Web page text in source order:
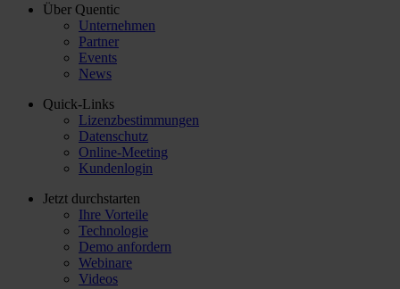
Über Quentic
Unternehmen
Partner
Events
News
Quick-Links
Lizenzbestimmungen
Datenschutz
Online-Meeting
Kundenlogin
Jetzt durchstarten
Ihre Vorteile
Technologie
Demo anfordern
Webinare
Videos